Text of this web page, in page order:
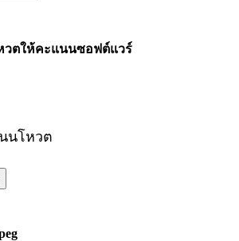
วตให้คะแนนซอฟต์แวร์
นโหวต